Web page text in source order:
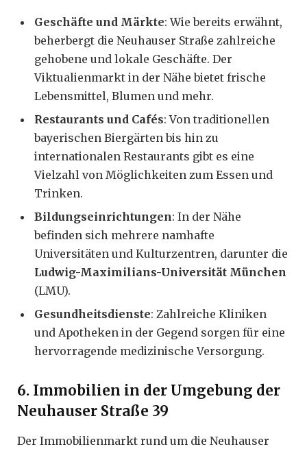
Geschäfte und Märkte: Wie bereits erwähnt,
beherbergt die Neuhauser Straße zahlreiche
gehobene und lokale Geschäfte. Der
Viktualienmarkt in der Nähe bietet frische
Lebensmittel, Blumen und mehr.
Restaurants und Cafés: Von traditionellen
bayerischen Biergärten bis hin zu
internationalen Restaurants gibt es eine
Vielzahl von Möglichkeiten zum Essen und
Trinken.
Bildungseinrichtungen: In der Nähe
befinden sich mehrere namhafte
Universitäten und Kulturzentren, darunter die
Ludwig-Maximilians-Universität München
(LMU).
Gesundheitsdienste: Zahlreiche Kliniken
und Apotheken in der Gegend sorgen für eine
hervorragende medizinische Versorgung.
6. Immobilien in der Umgebung der
Neuhauser Straße 39
Der Immobilienmarkt rund um die Neuhauser